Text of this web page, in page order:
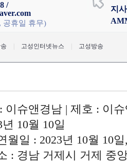
/
공휴일 휴무)
지
고성인터넷뉴스 고성방송
이슈앤경남 | 제호 : 이
년 10월 10일
월일 : 2023년 10월 10
: 경남 거제시 거제 중